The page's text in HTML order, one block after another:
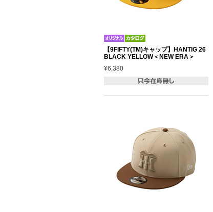
【9FIFTY(TM)キャップ】HANTIG 26
BLACK YELLOW＜NEW ERA＞
¥6,380